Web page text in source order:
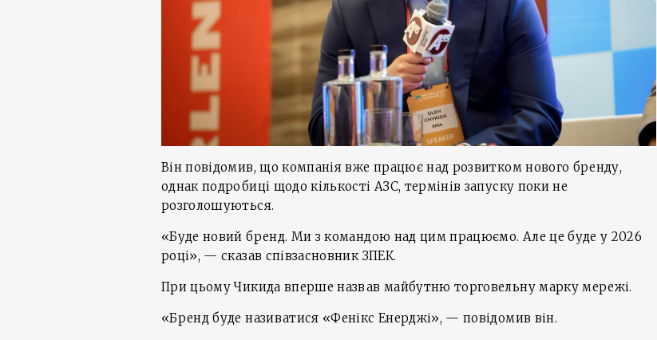
Він повідомив, що компанія вже працює над розвитком нового бренду,
однак подробиці щодо кількості АЗС, термінів запуску поки не
розголошуються.
«Буде новий бренд. Ми з командою над цим працюємо. Але це буде у 2026
році», — сказав співзасновник ЗПЕК.
При цьому Чикида вперше назвав майбутню торговельну марку мережі.
«Бренд буде називатися «Фенікс Енерджі», — повідомив він.